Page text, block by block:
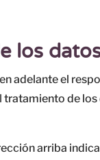
los
adelante el
de
arriba